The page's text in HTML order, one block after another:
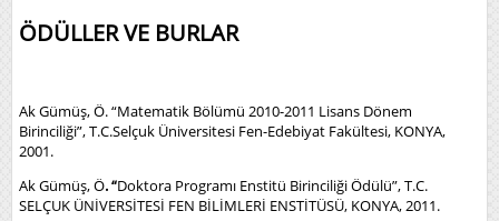
ÖDÜLLER VE BURLAR
Ak Gümüş, Ö. “Matematik Bölümü 2010-2011 Lisans Dönem
Birinciliği”, T.C.Selçuk Üniversitesi Fen-Edebiyat Fakültesi, KONYA,
2001.
Ak Gümüş, Ö. “Doktora Programı Enstitü Birinciliği Ödülü”, T.C.
SELÇUK ÜNİVERSİTESİ FEN BİLİMLERİ ENSTİTÜSÜ, KONYA, 2011.